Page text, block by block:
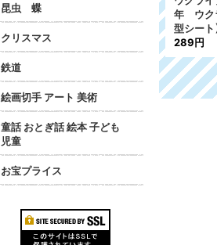
昆虫 蝶
クリスマス
鉄道
絵画切手 アート 美術
童話 おとぎ話 絵本 子ども
児童
お宝プライス
手 1980年 花 5種
年 ウク
型シート
289円